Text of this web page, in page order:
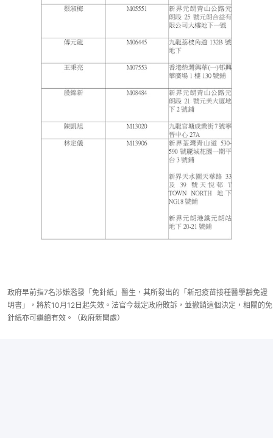
政府早前指7名涉嫌濫發「免針紙」醫生，其所發出的「新冠疫苗接種醫學豁免證
明書」，將於10月12日起失效。法官今裁定政府敗訴，並撤銷這個決定，相關的免
針紙亦可繼續有效。（政府新聞處）